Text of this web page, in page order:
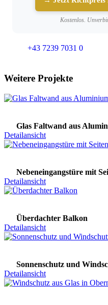
Kostenlos.
+43 7239 7031 0
Weitere Projekte
Glas Faltwand aus
Detailansicht
Nebeneingangstüre mit
Detailansicht
Überdachter Balkon
Detailansicht
Sonnenschutz und
Detailansicht